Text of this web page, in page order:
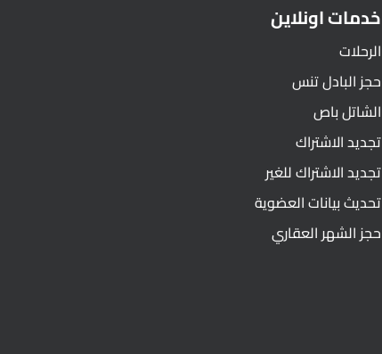
خدمات اونلاين
الرحلات
حجز البادل تنس
الشاتل باص
تجديد الاشتراك
تجديد الاشتراك للغير
تحديث بيانات العضوية
حجز الشهر العقاري